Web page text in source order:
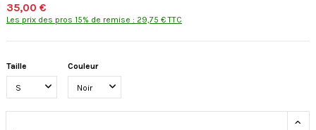
35,00 €
Les prix des pros 15% de remise : 29,75 € TTC
Taille Couleur